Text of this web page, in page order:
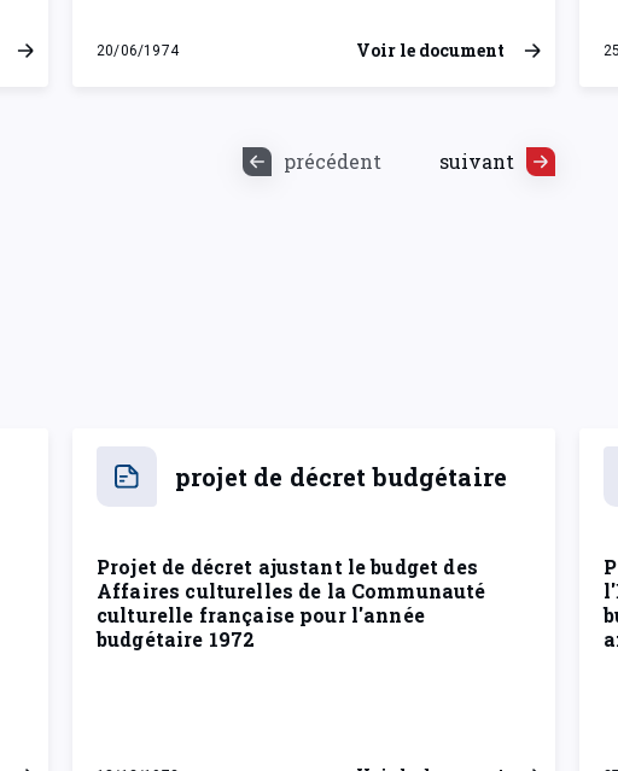
20/06/1974
jeudi 20 juin 1974
Voir le document
précédent suivant
projet de décret budgétaire
Projet de décret ajustant le budget des
Affaires culturelles de la Communauté
culturelle française pour l'année
budgétaire 1972